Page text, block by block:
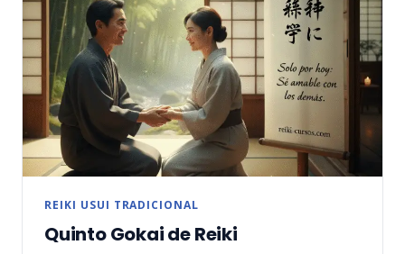
REIKI USUI TRADICIONAL
Quinto Gokai de Reiki